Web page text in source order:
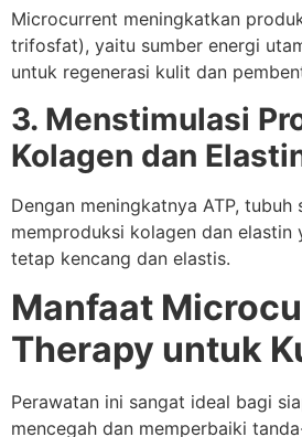
Microcurrent meningkatkan
trifosfat), yaitu sumber energi
untuk regenerasi kulit dan
3. Menstimulasi
Kolagen dan
Dengan meningkatnya ATP, tubuh
memproduksi kolagen dan elastin
tetap kencang dan elastis.
Manfaat
Therapy untuk
Perawatan ini sangat ideal bagi
mencegah dan memperbaiki